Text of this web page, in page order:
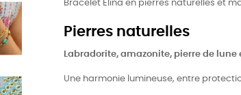
Bracelet Elina en pierres naturelles et
Pierres naturelles
Labradorite, amazonite, pierre de lune
Une harmonie lumineuse, entre